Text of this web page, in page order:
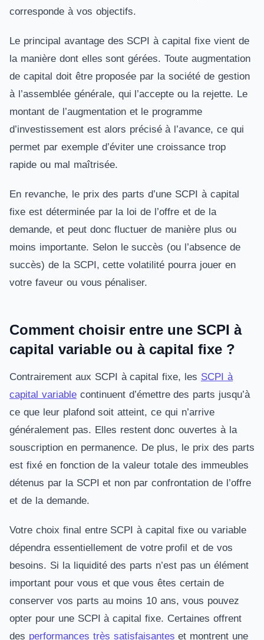
corresponde à vos objectifs.
Le principal avantage des SCPI à capital fixe vient de
la manière dont elles sont gérées. Toute augmentation
de capital doit être proposée par la société de gestion
à l’assemblée générale, qui l’accepte ou la rejette. Le
montant de l’augmentation et le programme
d’investissement est alors précisé à l’avance, ce qui
permet par exemple d’éviter une croissance trop
rapide ou mal maîtrisée.
En revanche, le prix des parts d’une SCPI à capital
fixe est déterminée par la loi de l’offre et de la
demande, et peut donc fluctuer de manière plus ou
moins importante. Selon le succès (ou l’absence de
succès) de la SCPI, cette volatilité pourra jouer en
votre faveur ou vous pénaliser.
Comment choisir entre une SCPI à
capital variable ou à capital fixe ?
Contrairement aux SCPI à capital fixe, les SCPI à
capital variablecontinuent d’émettre des parts jusqu’à
ce que leur plafond soit atteint, ce qui n’arrive
généralement pas. Elles restent donc ouvertes à la
souscription en permanence. De plus, le prix des parts
est fixé en fonction de la valeur totale des immeubles
détenus par la SCPI et non par confrontation de l’offre
et de la demande.
Votre choix final entre SCPI à capital fixe ou variable
dépendra essentiellement de votre profil et de vos
besoins. Si la liquidité des parts n’est pas un élément
important pour vous et que vous êtes certain de
conserver vos parts au moins 10 ans, vous pouvez
opter pour une SCPI à capital fixe. Certaines offrent
des performances très satisfaisantes et montrent une